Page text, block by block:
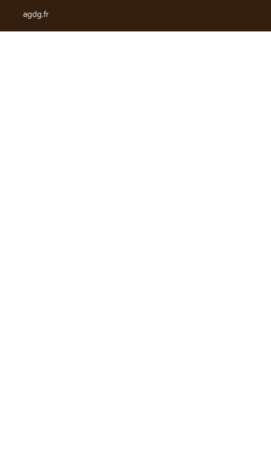
agdg.fr